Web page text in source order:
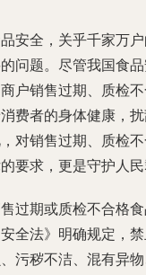
安全，关乎千家万
问题。尽管我国食
户销售过期、质检
费者的身体健康，
对销售过期、质检
要求，更是守护人民
过期或质检不合格
全法》明确规定，
污秽不洁、混有异